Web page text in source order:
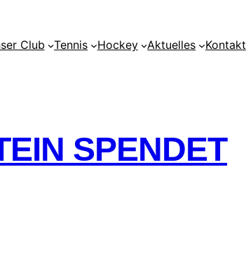
Club Tennis Hockey Aktuelles Kontakt
SPENDET